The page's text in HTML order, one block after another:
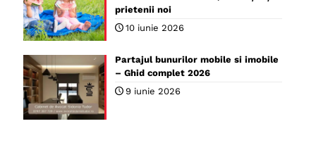
prietenii noi
10 iunie 2026
Partajul bunurilor mobile si imobile
– Ghid complet 2026
9 iunie 2026